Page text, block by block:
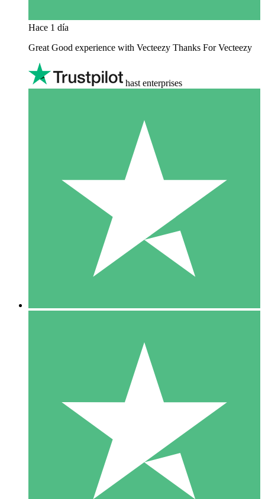
Hace 1 día
Great Good experience with Vecteezy Thanks For Vecteezy
hast enterprises